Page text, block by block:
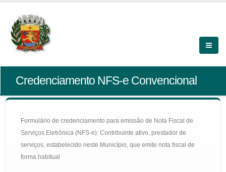
Credenciamento NFS-e Convencional
Formulário de credenciamento para emissão de Nota Fiscal de
Serviços Eletrônica (NFS-e): Contribuinte ativo, prestador de
serviços, estabelecido neste Município, que emite nota fiscal de
forma habitual